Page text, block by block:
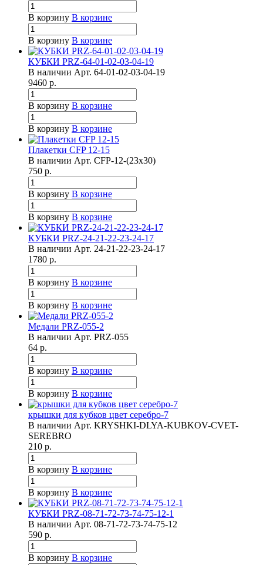
В корзину В корзине
В корзину В корзине
КУБКИ PRZ-64-01-02-03-04-19
В наличии Арт. 64-01-02-03-04-19
9460 р.
В корзину В корзине
В корзину В корзине
Плакетки CFP 12-15
В наличии Арт. CFP-12-(23х30)
750 р.
В корзину В корзине
В корзину В корзине
КУБКИ PRZ-24-21-22-23-24-17
В наличии Арт. 24-21-22-23-24-17
1780 р.
В корзину В корзине
В корзину В корзине
Медали PRZ-055-2
В наличии Арт. PRZ-055
64 р.
В корзину В корзине
В корзину В корзине
крышки для кубков цвет серебро-7
В наличии Арт. KRYSHKI-DLYA-KUBKOV-CVET-
SEREBRO
210 р.
В корзину В корзине
В корзину В корзине
КУБКИ PRZ-08-71-72-73-74-75-12-1
В наличии Арт. 08-71-72-73-74-75-12
590 р.
В корзину В корзине